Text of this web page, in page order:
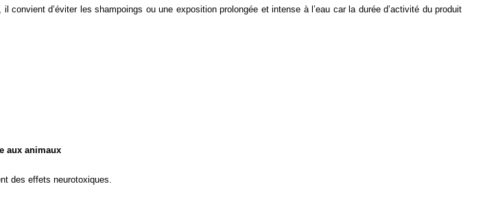
d’éviter les shampoings ou une exposition prolongée et intense à l’eau car la durée d’activité du produit
aux animaux
des effets neurotoxiques.